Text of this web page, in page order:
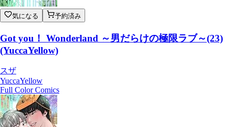
気になる 予約済み
Got you！ Wonderland ～男だらけの極限ラブ～(23)
(YuccaYellow)
スザ
YuccaYellow
Full Color Comics